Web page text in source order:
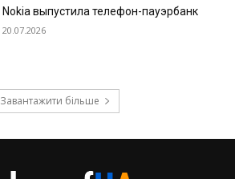
Nokia выпустила телефон-пауэрбанк
20.07.2026
Завантажити більше